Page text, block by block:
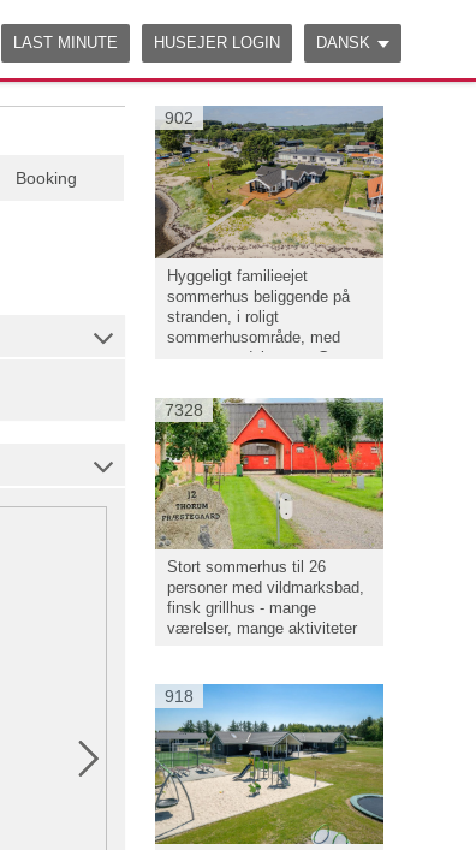
LAST MINUTE HUSEJER LOGIN DANSK
902
Hyggeligt familieejet
sommerhus beliggende på
stranden, i roligt
sommerhusområde, med
panoramaudsigt over Genner
7328
Stort sommerhus til 26
personer med vildmarksbad,
finsk grillhus - mange
værelser, mange aktiviteter
918
Booking